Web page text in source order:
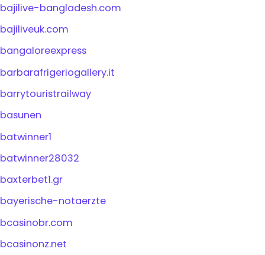
bajilive-bangladesh.com
bajiliveuk.com
bangaloreexpress
barbarafrigeriogallery.it
barrytouristrailway
basunen
batwinner1
batwinner28032
baxterbet1.gr
bayerische-notaerzte
bcasinobr.com
bcasinonz.net